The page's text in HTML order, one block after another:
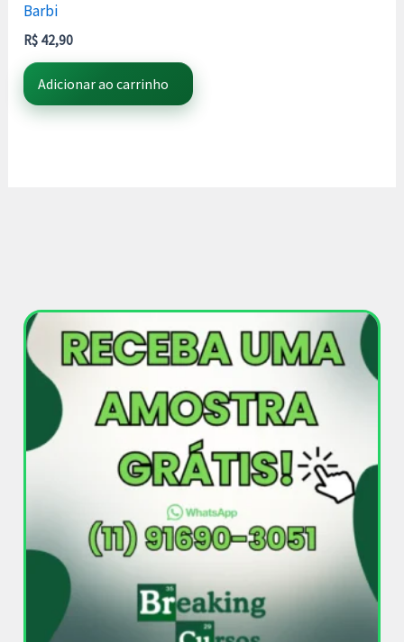
Barbi
R$ 42,90
Adicionar ao carrinho